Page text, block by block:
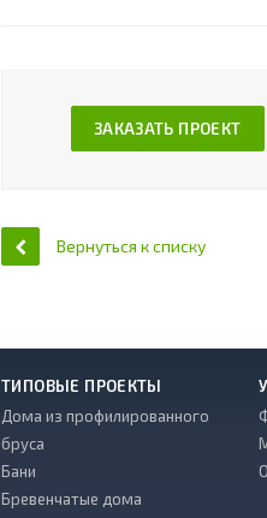
ЗАКАЗАТЬ ПРОЕКТ
Вернуться к списку
ТИПОВЫЕ ПРОЕКТЫ
Дома из профилированного
бруса
Бани
Бревенчатые дома